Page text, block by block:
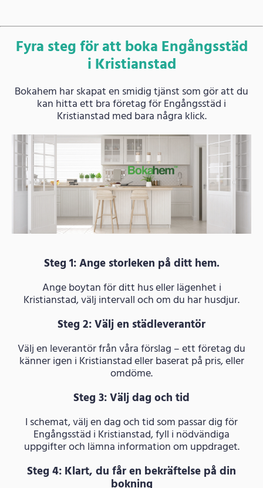
Fyra steg för att boka Engångsstäd
i Kristianstad
Bokahem har skapat en smidig tjänst som gör att du
kan hitta ett bra företag för Engångsstäd i
Kristianstad med bara några klick.
Steg 1: Ange storleken på ditt hem.
Ange boytan för ditt hus eller lägenhet i
Kristianstad, välj intervall och om du har husdjur.
Steg 2: Välj en städleverantör
Välj en leverantör från våra förslag – ett företag du
känner igen i Kristianstad eller baserat på pris, eller
omdöme.
Steg 3: Välj dag och tid
I schemat, välj en dag och tid som passar dig för
Engångsstäd i Kristianstad, fyll i nödvändiga
uppgifter och lämna information om uppdraget.
Steg 4: Klart, du får en bekräftelse på din
bokning